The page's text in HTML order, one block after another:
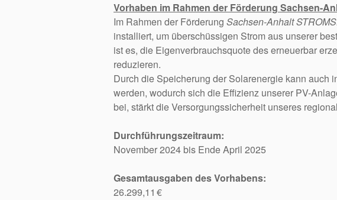
Vorhaben im Rahmen der Förderung Sachsen-
Im Rahmen der Förderung Sachsen-Anhalt
installiert, um überschüssigen Strom aus unserer
ist es, die Eigenverbrauchsquote des erneuerbar
reduzieren.
Durch die Speicherung der Solarenergie kann auch
werden, wodurch sich die Effizienz unserer PV-
bei, stärkt die Versorgungssicherheit unseres
Durchführungszeitraum:
November 2024 bis Ende April 2025
Gesamtausgaben des Vorhabens:
26.299,11 €